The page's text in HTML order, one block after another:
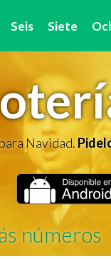
Seis Siete
Navidad.
números